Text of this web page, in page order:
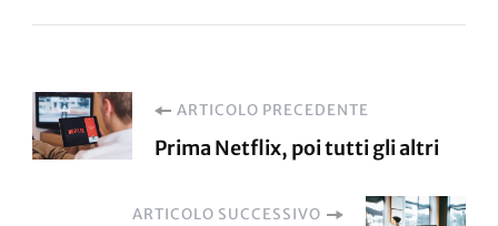
Navigazione
articoli
ARTICOLO PRECEDENTE
Prima Netflix, poi tutti gli altri
ARTICOLO SUCCESSIVO